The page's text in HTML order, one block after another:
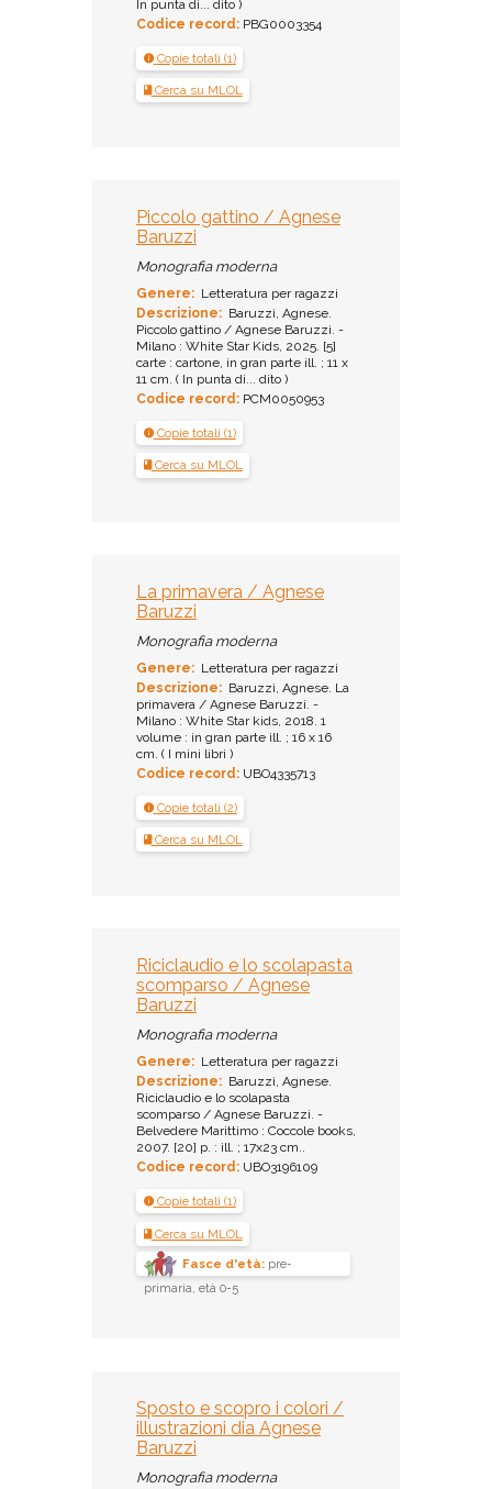
In punta di... dito )
Codice record: PBG0003354
Copie totali (1)
Cerca su MLOL
Piccolo gattino / Agnese
Baruzzi
Monografia moderna
Genere: Letteratura per ragazzi
Descrizione: Baruzzi, Agnese.
Piccolo gattino / Agnese Baruzzi. -
Milano : White Star Kids, 2025. [5]
carte : cartone, in gran parte ill. ; 11 x
11 cm. ( In punta di... dito )
Codice record: PCM0050953
Copie totali (1)
Cerca su MLOL
La primavera / Agnese
Baruzzi
Monografia moderna
Genere: Letteratura per ragazzi
Descrizione: Baruzzi, Agnese. La
primavera / Agnese Baruzzi. -
Milano : White Star kids, 2018. 1
volume : in gran parte ill. ; 16 x 16
cm. ( I mini libri )
Codice record: UBO4335713
Copie totali (2)
Cerca su MLOL
Riciclaudio e lo scolapasta
scomparso / Agnese
Baruzzi
Monografia moderna
Genere: Letteratura per ragazzi
Descrizione: Baruzzi, Agnese.
Riciclaudio e lo scolapasta
scomparso / Agnese Baruzzi. -
Belvedere Marittimo : Coccole books,
2007. [20] p. : ill. ; 17x23 cm..
Codice record: UBO3196109
Copie totali (1)
Cerca su MLOL
Fasce d'età:pre-
primaria, età 0-5
Sposto e scopro i colori /
illustrazioni dia Agnese
Baruzzi
Monografia moderna